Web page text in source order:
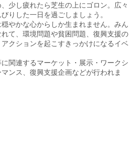
少し疲れたら芝生の上にゴロン。広々
りした一日を過ごしましょう。
やかな心からしか生まれません。みん
て、環境問題や貧困問題、復興支援の
クションを起こすきっかけになるイベ
関連するマーケット・展示・ワークシ
ンス、復興支援企画などが行われま